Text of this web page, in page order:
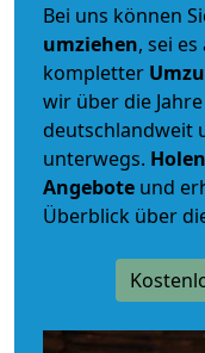
Bei uns können
umziehen, sei es
kompletter
wir über die
deutschlandweit
unterwegs.
Angebote und
Überblick über